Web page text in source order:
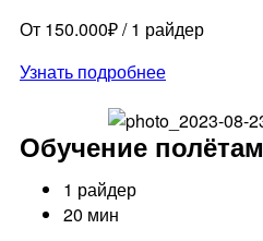
От 150.000₽ / 1 райдер
Узнать подробнее
Обучение полётам
1 райдер
20 мин